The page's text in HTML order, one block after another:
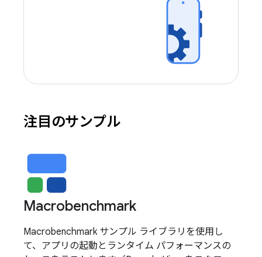
注目のサンプル
Macrobenchmark
Macrobenchmark サンプル ライブラリを使用し
て、アプリの起動とランタイム パフォーマンスの